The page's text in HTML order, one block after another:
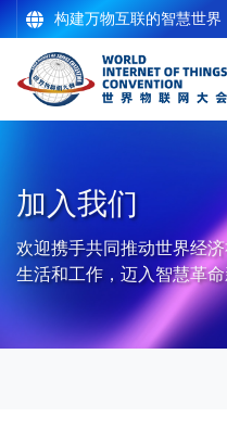
构建万物互联的智慧世界
加入我们
欢迎携手共同推动世界经
生活和工作，迈入智慧革